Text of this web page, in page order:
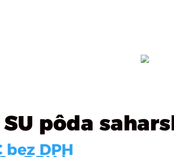
SU pôda
bez DPH